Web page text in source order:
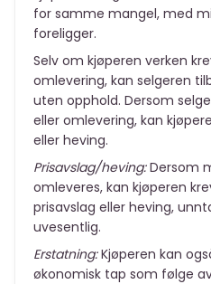
for samme mangel, med
foreligger.
Selv om kjøperen verken
omlevering, kan selgeren
uten opphold. Dersom
eller omlevering, kan
eller heving.
Prisavslag/heving:Dersom
omleveres, kan kjøperen
prisavslag eller heving,
uvesentlig.
Erstatning:Kjøperen kan
økonomisk tap som følge